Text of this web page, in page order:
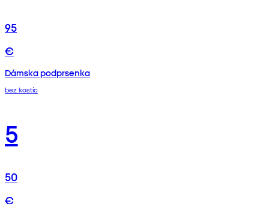
95
€
Dámska podprsenka
bez kostíc
5
50
€